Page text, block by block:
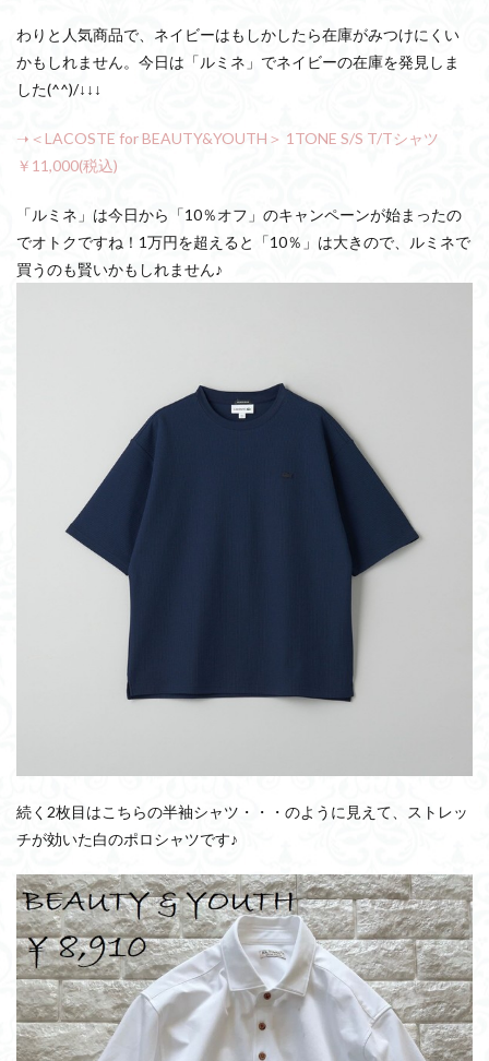
わりと人気商品で、ネイビーはもしかしたら在庫がみつけにくい
かもしれません。今日は「ルミネ」でネイビーの在庫を発見しま
した(^^)/↓↓↓
➝＜LACOSTE for BEAUTY&YOUTH＞ 1TONE S/S T/Tシャツ
￥11,000(税込)
「ルミネ」は今日から「10％オフ」のキャンペーンが始まったの
でオトクですね！1万円を超えると「10％」は大きので、ルミネで
買うのも賢いかもしれません♪
続く2枚目はこちらの半袖シャツ・・・のように見えて、ストレッ
チが効いた白のポロシャツです♪